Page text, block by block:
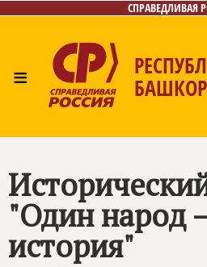
СПРАВЕДЛИВАЯ
≡
"Один народ
история"